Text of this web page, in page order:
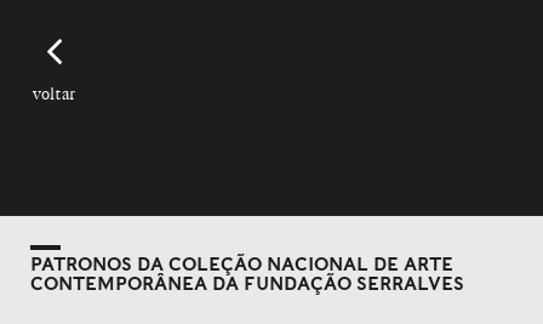
voltar
PATRONOS DA COLEÇÃO NACIONAL DE ARTE
CONTEMPORÂNEA DA FUNDAÇÃO SERRALVES